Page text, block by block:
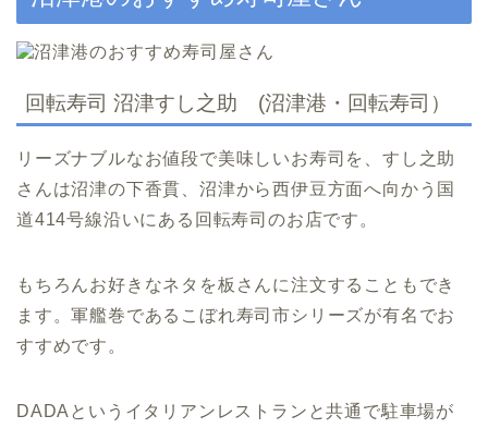
回転寿司 沼津すし之助 (沼津港・回転寿司）
リーズナブルなお値段で美味しいお寿司を、すし之助
さんは沼津の下香貫、沼津から西伊豆方面へ向かう国
道414号線沿いにある回転寿司のお店です。
もちろんお好きなネタを板さんに注文することもでき
ます。軍艦巻であるこぼれ寿司市シリーズが有名でお
すすめです。
DADAというイタリアンレストランと共通で駐車場が